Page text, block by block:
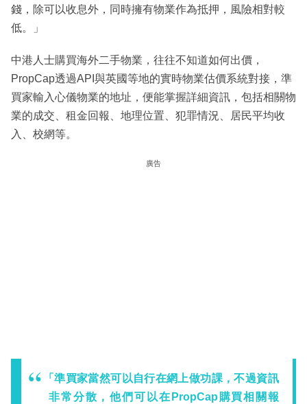
錢，除可以收息外，同時擁有物業作為抵押，風險相對較
低。」
中港人士購買海外二手物業，往往不知道如何出價，
PropCap透過API與英國等地的實時物業估價系統對接，準
買家輸入心儀物業的地址，便能掌握詳細資訊，包括相關物
業的成交、租金回報、地理位置、犯罪情況、居民平均收
入、校網等。
廣告
「準買家當然可以自行在網上做功課，不過資訊
非常分散，他們可以在PropCap購買相關報